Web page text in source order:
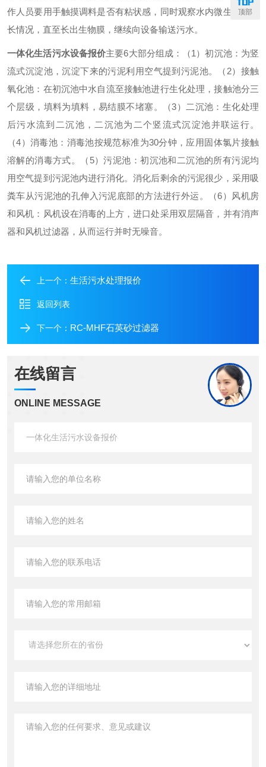
作人员要用手触摸调料是否有粘状感，同时观察水内微生物的生
长情况，直至长出生物膜，继续向设备输送污水。
一体化生活污水设备报价主要6大部分组成：
（1）初沉池：为竖
流式沉淀池，沉淀下来的污泥利用空气提到污泥池。
（2）接触
氧化池：在初沉池中水自流至接触池进行生化处理，接触池分三
个层级，填料为填料，易结膜不堵塞。
（3）二沉池：生化处理
后污水流到二沉池，二沉池为二个竖流式沉淀池并联运行。
（4）消毒池：消毒池按规范标准为30分钟，应用固体氯片接触
溶解的消毒方式。
（5）污泥池：初沉池和二沉池的所有污泥均
用空气提到污泥池内进行消化。消化后剩余的污泥很少，采用吸
粪车从污泥池的孔伸入污泥底部的方法进行外运。
（6）风机房
和风机：风机设在消毒的上方，进口处采用双层隔音，并有消声
器和风机过滤器，从而运行并时无噪音。
上一个： 生活污水处理报价
返回列表
下一个： RC-MHF石英砂过滤器
在线留言
ONLINE MESSAGE
顶部